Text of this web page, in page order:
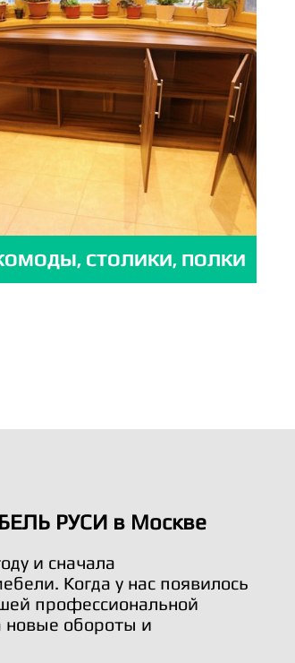
СТОЛИКИ, ПОЛКИ
РУСИ в Москве
и сначала
Когда у нас появилось
профессиональной
новые обороты и